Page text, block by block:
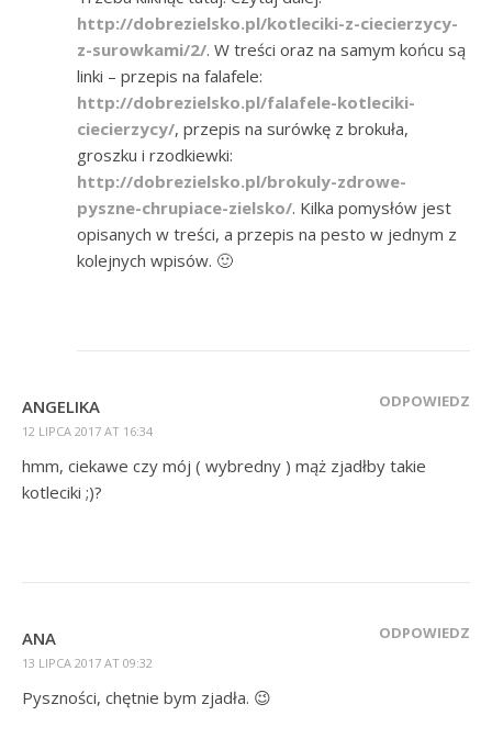
http://dobrezielsko.pl/kotleciki-z-ciecierzycy-
z-surowkami/2/. W treści oraz na samym końcu są
linki – przepis na falafele:
http://dobrezielsko.pl/falafele-kotleciki-
ciecierzycy/, przepis na surówkę z brokuła,
groszku i rzodkiewki:
http://dobrezielsko.pl/brokuly-zdrowe-
pyszne-chrupiace-zielsko/. Kilka pomysłów jest
opisanych w treści, a przepis na pesto w jednym z
kolejnych wpisów. 🙂
ANGELIKA
12 LIPCA 2017 AT 16:34
ODPOWIEDZ
hmm, ciekawe czy mój ( wybredny ) mąż zjadłby takie
kotleciki ;)?
ANA
13 LIPCA 2017 AT 09:32
ODPOWIEDZ
Pyszności, chętnie bym zjadła. 😉